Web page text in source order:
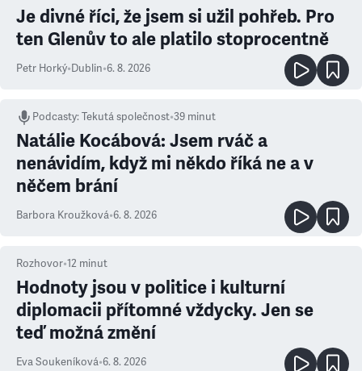
Je divné říci, že jsem si užil pohřeb. Pro
ten Glenův to ale platilo stoprocentně
Petr Horký•Dublin•6. 8. 2026
Podcasty:Tekutá společnost•39 minut
Natálie Kocábová: Jsem rváč a
nenávidím, když mi někdo říká ne a v
něčem brání
Barbora Kroužková•6. 8. 2026
Rozhovor•12 minut
Hodnoty jsou v politice i kulturní
diplomacii přítomné vždycky. Jen se
teď možná změní
Eva Soukeníková•6. 8. 2026